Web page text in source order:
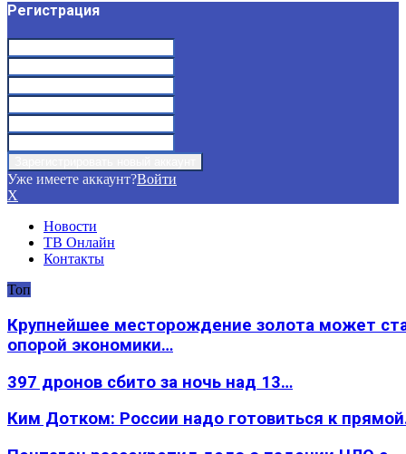
Регистрация
Уже имеете аккаунт?Войти
X
Новости
ТВ Онлайн
Контакты
Топ
Крупнейшее месторождение золота может
опорой экономики…
397 дронов сбито за ночь над 13…
Ким Дотком: России надо готовиться к